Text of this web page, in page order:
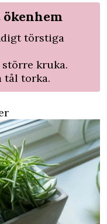
törstiga
kruka.
tål torka.